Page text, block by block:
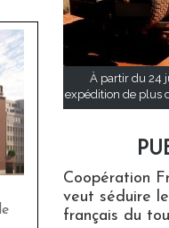
À partir du 24
expédition de plus
Coopération
veut séduire
français du